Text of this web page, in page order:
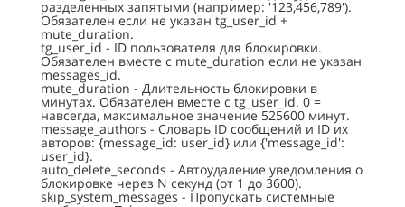
разделенных запятыми (например: '123,456,789').
Обязателен если не указан tg_user_id +
mute_duration.
tg_user_id - ID пользователя для блокировки.
Обязателен вместе с mute_duration если не указан
messages_id.
mute_duration - Длительность блокировки в
минутах. Обязателен вместе с tg_user_id. 0 =
навсегда, максимальное значение 525600 минут.
message_authors - Словарь ID сообщений и ID их
авторов: {message_id: user_id} или {'message_id':
user_id}.
auto_delete_seconds - Автоудаление уведомления о
блокировке через N секунд (от 1 до 3600).
skip_system_messages - Пропускать системные